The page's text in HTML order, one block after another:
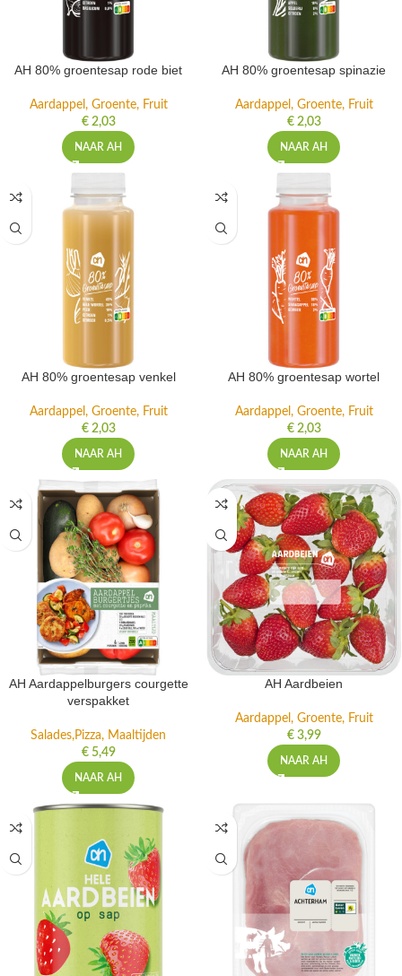
AH 80% groentesap rode biet
Aardappel, Groente, Fruit
€2,03
NAAR AH
AH 80% groentesap spinazie
Aardappel, Groente, Fruit
€2,03
NAAR AH
AH 80% groentesap venkel
Aardappel, Groente, Fruit
€2,03
NAAR AH
AH 80% groentesap wortel
Aardappel, Groente, Fruit
€2,03
NAAR AH
AH Aardappelburgers courgette
verspakket
Salades,Pizza, Maaltijden
€5,49
NAAR AH
AH Aardbeien
Aardappel, Groente, Fruit
€3,99
NAAR AH